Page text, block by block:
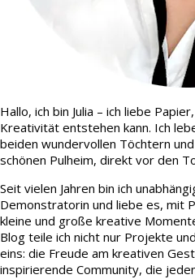
Hallo, ich bin Julia – ich liebe
Kreativität entstehen kann. Ich
beiden wundervollen Töchtern
schönen Pulheim, direkt vor den
Seit vielen Jahren bin ich
Demonstratorin und liebe es, mit
kleine und große kreative
Blog teile ich nicht nur Projekte
eins: die Freude am kreativen
inspirierende Community, die